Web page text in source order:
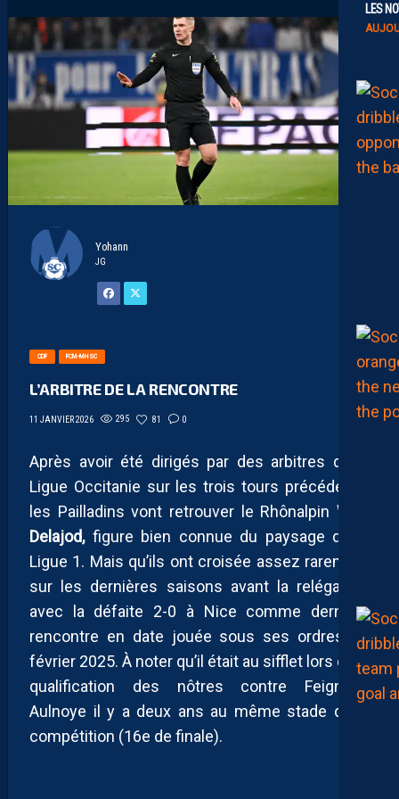
LES
Yohann
JG
CDF FCM-MHSC
L’ARBITRE DE LA RENCONTRE
11 JANVIER 2026 295 81 0
Après avoir été dirigés par des arbitres de la
Ligue Occitanie sur les trois tours précédents,
les Pailladins vont retrouver le Rhônalpin Willy
Delajod,figure bien connue du paysage de la
Ligue 1. Mais qu’ils ont croisée assez rarement
sur les dernières saisons avant la relégation,
avec la défaite 2-0 à Nice comme dernière
rencontre en date jouée sous ses ordres en
février 2025. À noter qu’il était au sifflet lors de la
qualification des nôtres contre Feignies-
Aulnoye il y a deux ans au même stade de la
compétition (16e de finale).